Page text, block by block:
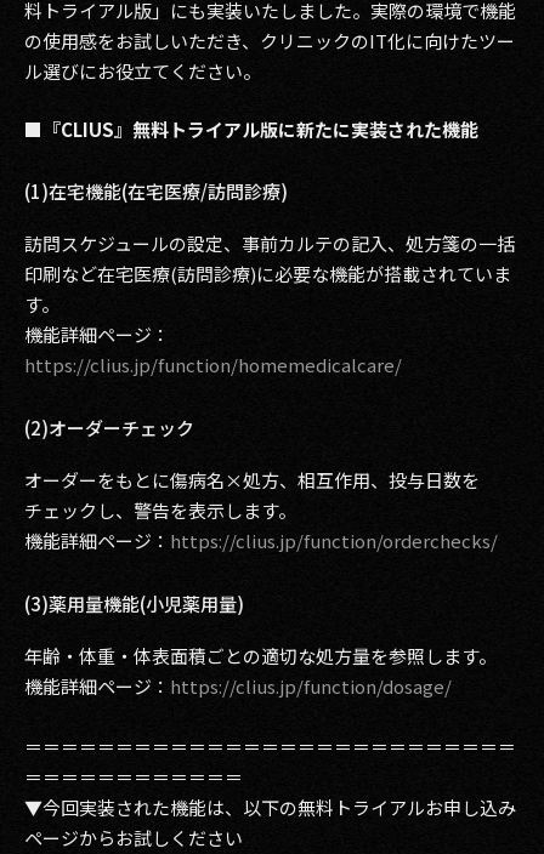
料トライアル版」にも実装いたしました。実際の環境で機能
の使用感をお試しいただき、クリニックのIT化に向けたツー
ル選びにお役立てください。
■『CLIUS』無料トライアル版に新たに実装された機能
(1)在宅機能(在宅医療/訪問診療)
訪問スケジュールの設定、事前カルテの記入、処方箋の一括
印刷など在宅医療(訪問診療)に必要な機能が搭載されていま
す。
機能詳細ページ：
https://clius.jp/function/homemedicalcare/
(2)オーダーチェック
オーダーをもとに傷病名×処方、相互作用、投与日数を
チェックし、警告を表示します。
機能詳細ページ： https://clius.jp/function/orderchecks/
(3)薬用量機能(小児薬用量)
年齢・体重・体表面積ごとの適切な処方量を参照します。
機能詳細ページ： https://clius.jp/function/dosage/
＝＝＝＝＝＝＝＝＝＝＝＝＝＝＝＝＝＝＝＝＝＝＝＝＝＝＝
＝＝＝＝＝＝＝＝＝＝＝＝
▼今回実装された機能は、以下の無料トライアルお申し込み
ページからお試しください